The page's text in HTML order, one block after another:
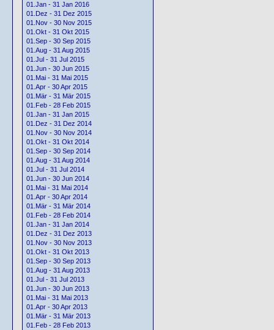
01.Jan - 31 Jan 2016
01.Dez - 31 Dez 2015
01.Nov - 30 Nov 2015
01.Okt - 31 Okt 2015
01.Sep - 30 Sep 2015
01.Aug - 31 Aug 2015
01.Jul - 31 Jul 2015
01.Jun - 30 Jun 2015
01.Mai - 31 Mai 2015
01.Apr - 30 Apr 2015
01.Mär - 31 Mär 2015
01.Feb - 28 Feb 2015
01.Jan - 31 Jan 2015
01.Dez - 31 Dez 2014
01.Nov - 30 Nov 2014
01.Okt - 31 Okt 2014
01.Sep - 30 Sep 2014
01.Aug - 31 Aug 2014
01.Jul - 31 Jul 2014
01.Jun - 30 Jun 2014
01.Mai - 31 Mai 2014
01.Apr - 30 Apr 2014
01.Mär - 31 Mär 2014
01.Feb - 28 Feb 2014
01.Jan - 31 Jan 2014
01.Dez - 31 Dez 2013
01.Nov - 30 Nov 2013
01.Okt - 31 Okt 2013
01.Sep - 30 Sep 2013
01.Aug - 31 Aug 2013
01.Jul - 31 Jul 2013
01.Jun - 30 Jun 2013
01.Mai - 31 Mai 2013
01.Apr - 30 Apr 2013
01.Mär - 31 Mär 2013
01.Feb - 28 Feb 2013